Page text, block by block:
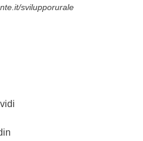
svilupporurale